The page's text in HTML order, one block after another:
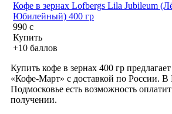
Кофе в зернах Lofbergs Lila Jubileum
Юбилейный) 400 гр
990c
Купить
+10 баллов
Купить кофе в зернах 400 гр
«Кофе-Март» с доставкой по России. В
Подмосковье есть возможность
получении.